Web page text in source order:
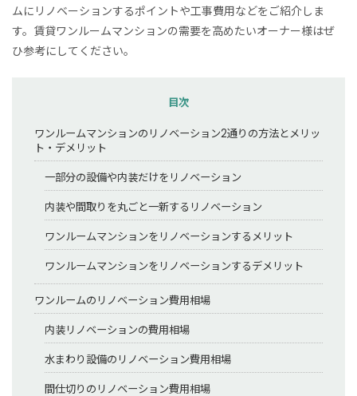
ムにリノベーションするポイントや工事費用などをご紹介しま
す。賃貸ワンルームマンションの需要を高めたいオーナー様はぜ
ひ参考にしてください。
目次
ワンルームマンションのリノベーション2通りの方法とメリッ
ト・デメリット
一部分の設備や内装だけをリノベーション
内装や間取りを丸ごと一新するリノベーション
ワンルームマンションをリノベーションするメリット
ワンルームマンションをリノベーションするデメリット
ワンルームのリノベーション費用相場
内装リノベーションの費用相場
水まわり設備のリノベーション費用相場
間仕切りのリノベーション費用相場